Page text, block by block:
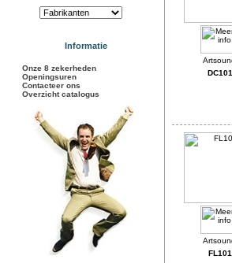
Informatie
Onze 8 zekerheden
Openingsuren
Contacteer ons
Overzicht catalogus
DC101
FL101